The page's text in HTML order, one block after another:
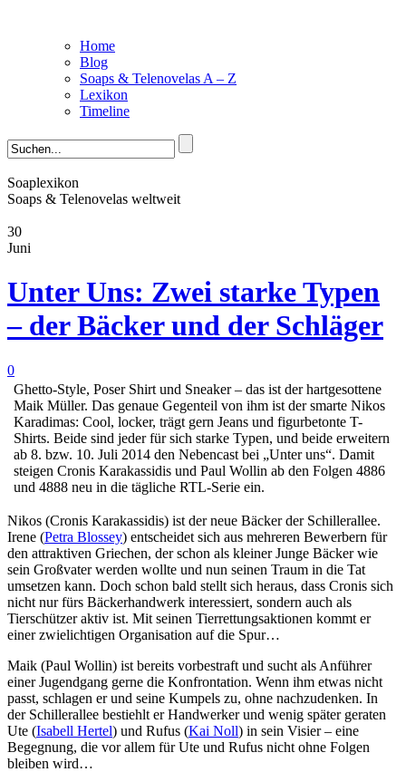
Home
Blog
Soaps & Telenovelas A – Z
Lexikon
Timeline
Soaplexikon
Soaps & Telenovelas weltweit
30
Juni
Unter Uns: Zwei starke Typen
– der Bäcker und der Schläger
0
Ghetto-Style, Poser Shirt und Sneaker – das ist der hartgesottene
Maik Müller. Das genaue Gegenteil von ihm ist der smarte Nikos
Karadimas: Cool, locker, trägt gern Jeans und figurbetonte T-
Shirts. Beide sind jeder für sich starke Typen, und beide erweitern
ab 8. bzw. 10. Juli 2014 den Nebencast bei „Unter uns“. Damit
steigen Cronis Karakassidis und Paul Wollin ab den Folgen 4886
und 4888 neu in die tägliche RTL-Serie ein.
Nikos (Cronis Karakassidis) ist der neue Bäcker der Schillerallee.
Irene (Petra Blossey) entscheidet sich aus mehreren Bewerbern für
den attraktiven Griechen, der schon als kleiner Junge Bäcker wie
sein Großvater werden wollte und nun seinen Traum in die Tat
umsetzen kann. Doch schon bald stellt sich heraus, dass Cronis sich
nicht nur fürs Bäckerhandwerk interessiert, sondern auch als
Tierschützer aktiv ist. Mit seinen Tierrettungsaktionen kommt er
einer zwielichtigen Organisation auf die Spur…
Maik (Paul Wollin) ist bereits vorbestraft und sucht als Anführer
einer Jugendgang gerne die Konfrontation. Wenn ihm etwas nicht
passt, schlagen er und seine Kumpels zu, ohne nachzudenken. In
der Schillerallee bestiehlt er Handwerker und wenig später geraten
Ute (Isabell Hertel) und Rufus (Kai Noll) in sein Visier – eine
Begegnung, die vor allem für Ute und Rufus nicht ohne Folgen
bleiben wird…